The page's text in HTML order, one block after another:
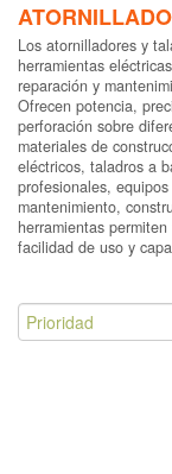
Los atornilladores y
herramientas
reparación y
Ofrecen potencia,
perforación sobre
materiales de
eléctricos, taladros a
profesionales,
mantenimiento,
herramientas
facilidad de uso y